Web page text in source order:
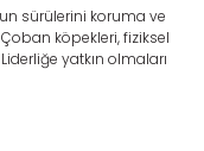
sürülerini koruma ve
köpekleri, fiziksel
yatkın olmaları
konusunda onlara